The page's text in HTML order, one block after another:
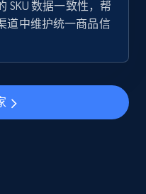
policy, and more.
SKU 数据一致性，帮
道中维护统一商品信